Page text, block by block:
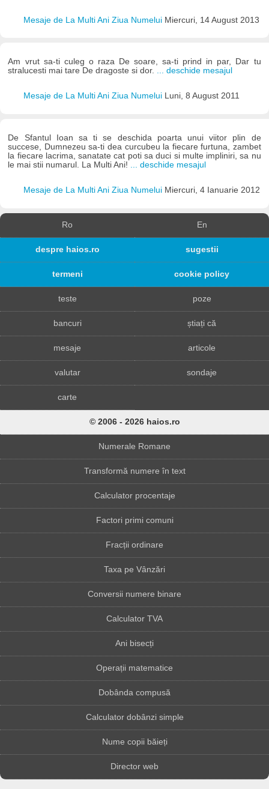
Mesaje de La Multi Ani Ziua Numelui Miercuri, 14 August 2013
Am vrut sa-ti culeg o raza De soare, sa-ti prind in par, Dar tu
stralucesti mai tare De dragoste si dor. ... deschide mesajul
Mesaje de La Multi Ani Ziua Numelui Luni, 8 August 2011
De Sfantul Ioan sa ti se deschida poarta unui viitor plin de
succese, Dumnezeu sa-ti dea curcubeu la fiecare furtuna, zambet
la fiecare lacrima, sanatate cat poti sa duci si multe impliniri, sa nu
le mai stii numarul. La Multi Ani!
... deschide mesajul
Mesaje de La Multi Ani Ziua Numelui Miercuri, 4 Ianuarie 2012
Ro En
despre haios.ro sugestii
termeni cookie policy
teste poze
bancuri știați că
mesaje articole
valutar sondaje
carte
© 2006 - 2026 haios.ro
Numerale Romane
Transformă numere în text
Calculator procentaje
Factori primi comuni
Fracții ordinare
Taxa pe Vânzări
Conversii numere binare
Calculator TVA
Ani bisecți
Operații matematice
Dobânda compusă
Calculator dobânzi simple
Nume copii băieți
Director web